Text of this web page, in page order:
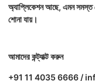
অ্যাপ্লিকেশন আছে, এমন
শোনা যায়।
আমাদের কন্ট্যাক্ট করুন
+91 11 4035 6666 /